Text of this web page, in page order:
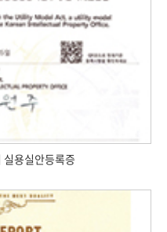
용실안등록증